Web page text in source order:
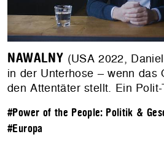
NAWALNY (USA 2022,
in der Unterhose – wenn das
den Attentäter stellt. Ein Polit-
#Power of the People: Politik &
#Europa